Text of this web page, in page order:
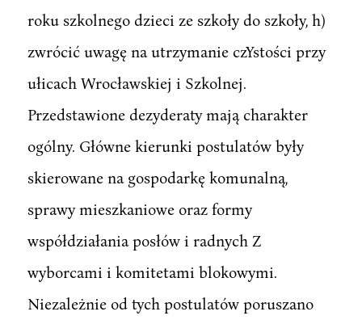
roku szkolnego dzieci ze szkoły do szkoły, h)
zwrócić uwagę na utrzymanie czYstości przy
ułicach Wrocławskiej i Szkolnej.
Przedstawione dezyderaty mają charakter
ogólny. Główne kierunki postulatów były
skierowane na gospodarkę komunalną,
sprawy mieszkaniowe oraz formy
współdziałania posłów i radnych Z
wyborcami i komitetami blokowymi.
Niezależnie od tych postulatów poruszano